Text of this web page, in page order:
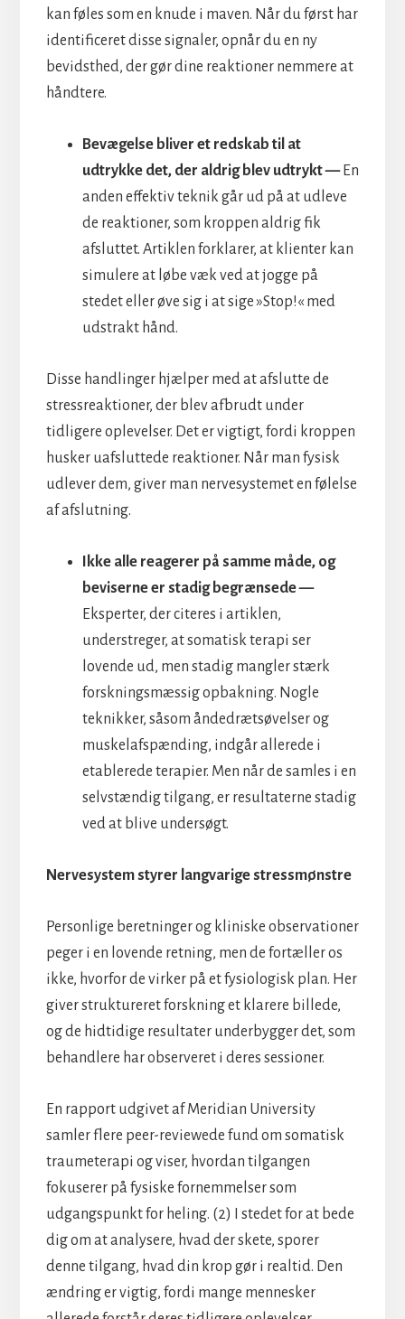
kan føles som en knude i maven. Når du først har
identificeret disse signaler, opnår du en ny
bevidsthed, der gør dine reaktioner nemmere at
håndtere.
Bevægelse bliver et redskab til at
udtrykke det, der aldrig blev udtrykt —En
anden effektiv teknik går ud på at udleve
de reaktioner, som kroppen aldrig fik
afsluttet. Artiklen forklarer, at klienter kan
simulere at løbe væk ved at jogge på
stedet eller øve sig i at sige »Stop!« med
udstrakt hånd.
Disse handlinger hjælper med at afslutte de
stressreaktioner, der blev afbrudt under
tidligere oplevelser. Det er vigtigt, fordi kroppen
husker uafsluttede reaktioner. Når man fysisk
udlever dem, giver man nervesystemet en følelse
af afslutning.
Ikke alle reagerer på samme måde, og
beviserne er stadig begrænsede —
Eksperter, der citeres i artiklen,
understreger, at somatisk terapi ser
lovende ud, men stadig mangler stærk
forskningsmæssig opbakning. Nogle
teknikker, såsom åndedrætsøvelser og
muskelafspænding, indgår allerede i
etablerede terapier. Men når de samles i en
selvstændig tilgang, er resultaterne stadig
ved at blive undersøgt.
Nervesystem styrer langvarige stressmønstre
Personlige beretninger og kliniske observationer
peger i en lovende retning, men de fortæller os
ikke, hvorfor de virker på et fysiologisk plan. Her
giver struktureret forskning et klarere billede,
og de hidtidige resultater underbygger det, som
behandlere har observeret i deres sessioner.
En rapport udgivet af Meridian University
samler flere peer-reviewede fund om somatisk
traumeterapi og viser, hvordan tilgangen
fokuserer på fysiske fornemmelser som
udgangspunkt for heling. (2) I stedet for at bede
dig om at analysere, hvad der skete, sporer
denne tilgang, hvad din krop gør i realtid. Den
ændring er vigtig, fordi mange mennesker